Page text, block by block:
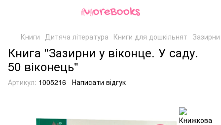
Книги Дитяча література Книги для дошкільнят
Книга "Зазирни у віконце. У саду.
50 віконець"
Артикул: 1005216 Написати відгук